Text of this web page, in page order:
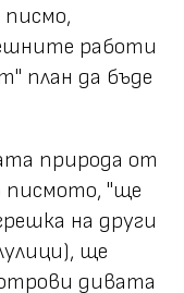
работи
план да бъде
природа от
писмото, "ще
на други
ще
дивата